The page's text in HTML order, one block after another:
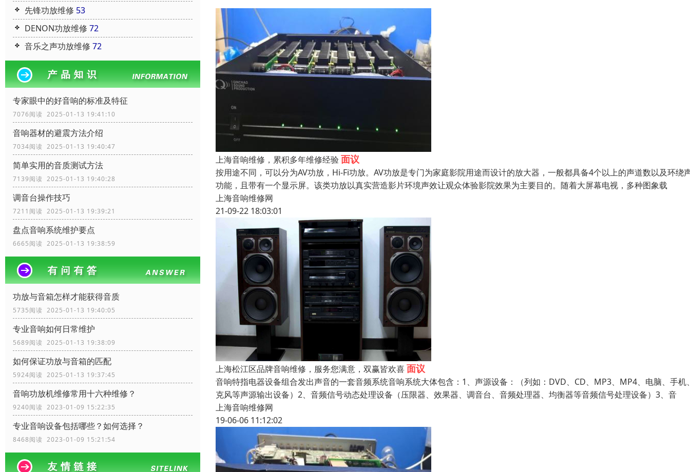
先锋功放维修 53
DENON功放维修 72
音乐之声功放维修 72
专家眼中的好音响的标准及特征
7076阅读 2025-01-13 19:41:10
音响器材的避震方法介绍
7034阅读 2025-01-13 19:40:47
简单实用的音质测试方法
7139阅读 2025-01-13 19:40:28
调音台操作技巧
7211阅读 2025-01-13 19:39:21
盘点音响系统维护要点
6665阅读 2025-01-13 19:38:59
功放与音箱怎样才能获得音质
5735阅读 2025-01-13 19:40:05
专业音响如何日常维护
5689阅读 2025-01-13 19:38:09
如何保证功放与音箱的匹配
5924阅读 2025-01-13 19:37:45
音响功放机维修常用十六种维修？
9240阅读 2023-01-09 15:22:35
专业音响设备包括哪些？如何选择？
8468阅读 2023-01-09 15:21:54
上海音响维修，累积多年维修经验 面议
按用途不同，可以分为AV功放，Hi-Fi功放。AV功放是专门为家庭影院用途而设计的放大器，一般都具备4个以上的声道数以及环绕
功能，且带有一个显示屏。该类功放以真实营造影片环境声效让观众体验影院效果为主要目的。随着大屏幕电视，多种图象载
上海音响维修网
21-09-22 18:03:01
上海松江区品牌音响维修，服务您满意，双赢皆欢喜面议
音响特指电器设备组合发出声音的一套音频系统音响系统大体包含：1、声源设备：（列如：DVD、CD、MP3、MP4、电脑、手机
克风等声源输出设备）2、音频信号动态处理设备（压限器、效果器、调音台、音频处理器、均衡器等音频信号处理设备）3、音
上海音响维修网
19-06-06 11:12:02